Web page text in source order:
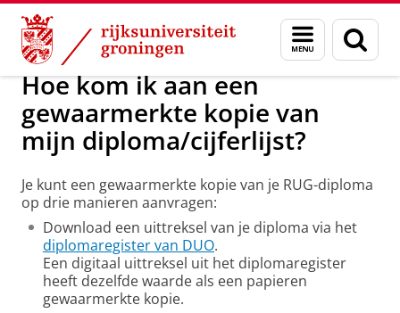
Skip
Content
Skip
Navigation
Menu
en
zoeken
Onderwijs Alumni
Hoe kom ik aan een
gewaarmerkte kopie van
mijn diploma/cijferlijst?
Je kunt een gewaarmerkte kopie van je RUG-diploma
op drie manieren aanvragen:
Download een uittreksel van je diploma via het
diplomaregister van DUO.
Een digitaal uittreksel uit het diplomaregister
heeft dezelfde waarde als een papieren
gewaarmerkte kopie.